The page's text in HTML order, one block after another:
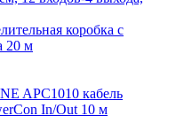
коробка с
20 м